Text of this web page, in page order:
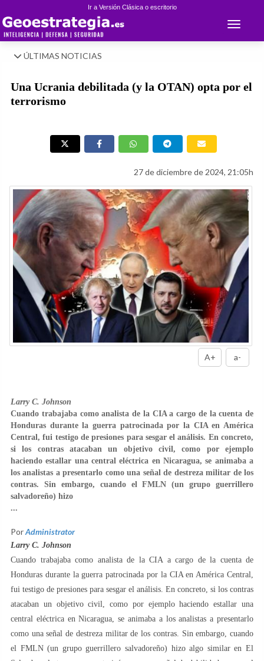
Ir a Versión Clásica o escritorio
Toggle
ÚLTIMAS NOTICIAS
Una Ucrania debilitada (y la OTAN) opta por el
terrorismo
27 de diciembre de 2024, 21:05h
A+ a-
Larry C. Johnson
Cuando trabajaba como analista de la CIA a cargo de la cuenta de
Honduras durante la guerra patrocinada por la CIA en América
Central, fui testigo de presiones para sesgar el análisis. En concreto,
si los contras atacaban un objetivo civil, como por ejemplo
haciendo estallar una central eléctrica en Nicaragua, se animaba a
los analistas a presentarlo como una señal de destreza militar de los
contras. Sin embargo, cuando el FMLN (un grupo guerrillero
salvadoreño) hizo
...
PorAdministrator
Larry C. Johnson
Cuando trabajaba como analista de la CIA a cargo de la cuenta de
Honduras durante la guerra patrocinada por la CIA en América Central,
fui testigo de presiones para sesgar el análisis. En concreto, si los contras
atacaban un objetivo civil, como por ejemplo haciendo estallar una
central eléctrica en Nicaragua, se animaba a los analistas a presentarlo
como una señal de destreza militar de los contras. Sin embargo, cuando
el FMLN (un grupo guerrillero salvadoreño) hizo algo similar en El